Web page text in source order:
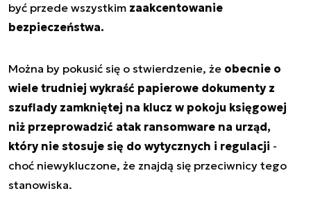
być przede wszystkim zaakcentowanie
bezpieczeństwa.
Można by pokusić się o stwierdzenie, że obecnie o
wiele trudniej wykraść papierowe dokumenty z
szuflady zamkniętej na klucz w pokoju księgowej
niż przeprowadzić atak ransomware na urząd,
który nie stosuje się do wytycznych i regulacji -
choć niewykluczone, że znajdą się przeciwnicy tego
stanowiska.